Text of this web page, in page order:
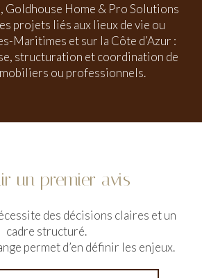
Goldhouse Home & Pro Solutions
projets liés aux lieux de vie ou
Maritimes et sur la Côte d’Azur :
structuration et coordination de
ou professionnels.
un premier avis
des décisions claires et un
cadre structuré.
permet d’en définir les enjeux.